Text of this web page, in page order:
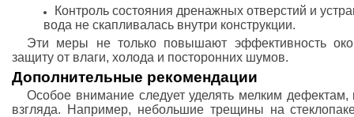
Контроль состояния дренажных отверстий и
вода не скапливалась внутри конструкции.
Эти меры не только повышают эффективность
защиту от влаги, холода и посторонних шумов.
Дополнительные рекомендации
Особое внимание следует уделять мелким
взгляда. Например, небольшие трещины на